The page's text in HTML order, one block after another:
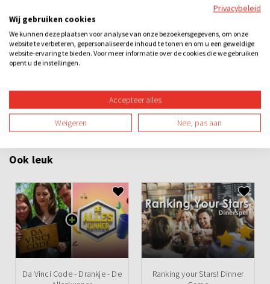
Prijsuitreiking en afsluiting
Categorieën
Groepsuitje
Overdag Teambuilding
Ook leuk
Da Vinci Code - Drankje - De
Ranking your Stars! Dinner
Privacybeleid
Wij gebruiken cookies
We kunnen deze plaatsen voor analyse van onze bezoekersgegevens, om onze
website te verbeteren, gepersonaliseerde inhoud te tonen en om u een geweldige
website-ervaring te bieden. Voor meer informatie over de cookies die we gebruiken
opent u de instellingen.
Accepteer alles
Weigeren Nee, pas aan